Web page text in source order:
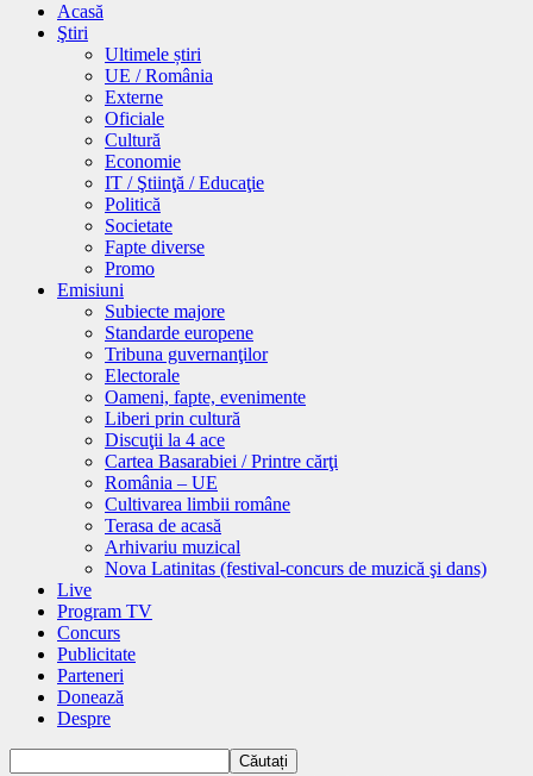
Acasă
Ştiri
Ultimele știri
UE / România
Externe
Oficiale
Cultură
Economie
IT / Ştiinţă / Educaţie
Politică
Societate
Fapte diverse
Promo
Emisiuni
Subiecte majore
Standarde europene
Tribuna guvernanţilor
Electorale
Oameni, fapte, evenimente
Liberi prin cultură
Discuţii la 4 ace
Cartea Basarabiei / Printre cărţi
România – UE
Cultivarea limbii române
Terasa de acasă
Arhivariu muzical
Nova Latinitas (festival-concurs de muzică şi dans)
Live
Program TV
Concurs
Publicitate
Parteneri
Donează
Despre